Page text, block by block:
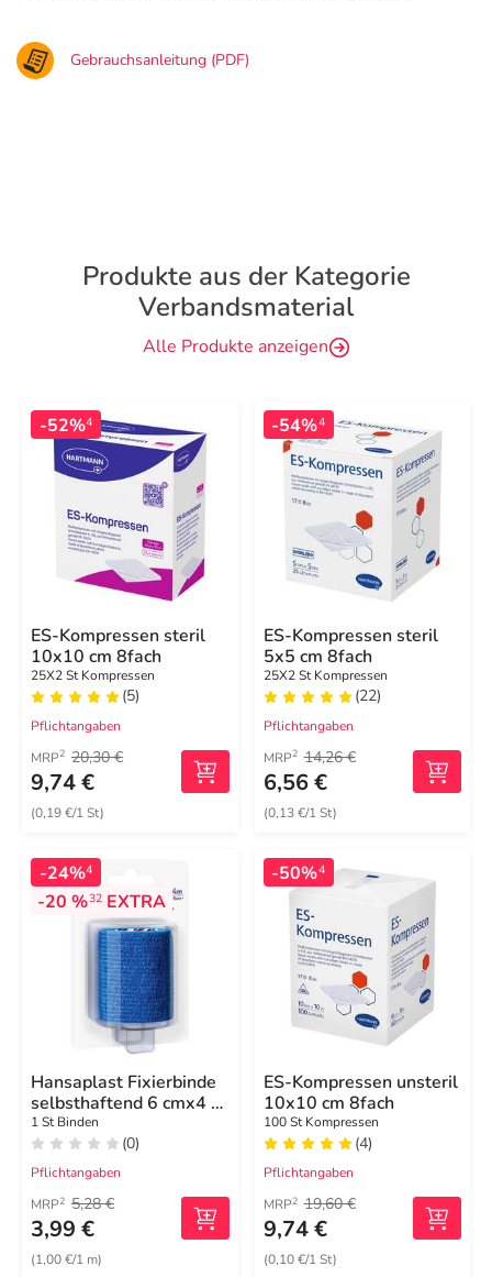
Gebrauchsanleitung (PDF)
Produkte aus der Kategorie
Verbandsmaterial
Alle Produkte anzeigen
-52%4
ES-Kompressen steril
10x10 cm 8fach
25X2 St Kompressen
(5)
Pflichtangaben
MRP2 20,30 €
9,74 €
(0,19 €/1 St)
-54%4
ES-Kompressen steril
5x5 cm 8fach
25X2 St Kompressen
(22)
Pflichtangaben
MRP2 14,26 €
6,56 €
(0,13 €/1 St)
-24%4
-20 %32EXTRA
Hansaplast Fixierbinde
selbsthaftend 6 cmx4 m
blau
1 St Binden
(0)
Pflichtangaben
MRP2 5,28 €
3,99 €
(1,00 €/1 m)
-50%4
ES-Kompressen unsteril
10x10 cm 8fach
100 St Kompressen
(4)
Pflichtangaben
MRP2 19,60 €
9,74 €
(0,10 €/1 St)